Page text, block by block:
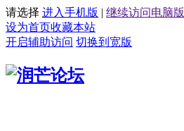
请选择 进入手机版 | 继续访问电脑版
设为首页收藏本站
开启辅助访问 切换到宽版